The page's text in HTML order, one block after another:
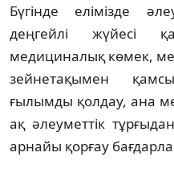
Бүгінде елімізде
деңгейлі жүйесі
медициналық көмек,
зейнетақымен
ғылымды қолдау, ана
ақ әлеуметтік
арнайы қорғау